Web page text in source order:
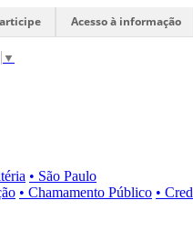
Acesso à informação
▼
• São Paulo
• Chamamento Público •